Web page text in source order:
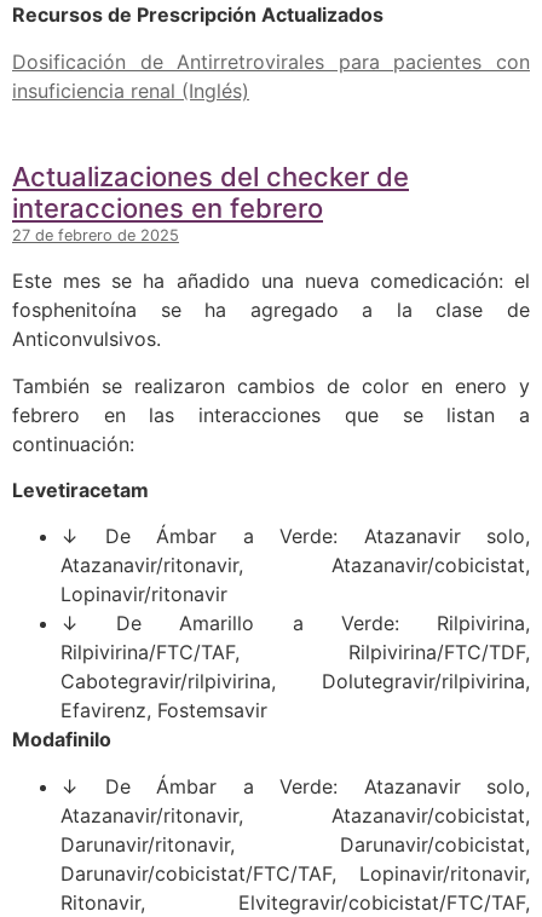
Recursos de Prescripción Actualizados
Dosificación de Antirretrovirales para pacientes con
insuficiencia renal (Inglés)
Actualizaciones del checker de
interacciones en febrero
27 de febrero de 2025
Este mes se ha añadido una nueva comedicación: el
fosphenitoína se ha agregado a la clase de
Anticonvulsivos.
También se realizaron cambios de color en enero y
febrero en las interacciones que se listan a
continuación:
Levetiracetam
↓ De Ámbar a Verde: Atazanavir solo,
Atazanavir/ritonavir, Atazanavir/cobicistat,
Lopinavir/ritonavir
↓ De Amarillo a Verde: Rilpivirina,
Rilpivirina/FTC/TAF, Rilpivirina/FTC/TDF,
Cabotegravir/rilpivirina, Dolutegravir/rilpivirina,
Efavirenz, Fostemsavir
Modafinilo
↓ De Ámbar a Verde: Atazanavir solo,
Atazanavir/ritonavir, Atazanavir/cobicistat,
Darunavir/ritonavir, Darunavir/cobicistat,
Darunavir/cobicistat/FTC/TAF, Lopinavir/ritonavir,
Ritonavir, Elvitegravir/cobicistat/FTC/TAF,